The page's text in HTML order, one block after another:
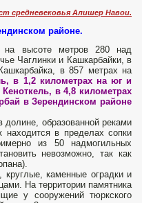
средневековья Алишер Навои.
районе.
на высоте метров 280 над
Чаглинки и Кашкарбайки, в
в 857 метрах на
в 1,2 километрах на юг и
в 4,8 километрах
в Зерендинском районе
образованной реками
находится в пределах сопки
из 50 надмогильных
невозможно, так как
круглые, каменные оградки и
На территории памятника
у сооружений тюркского